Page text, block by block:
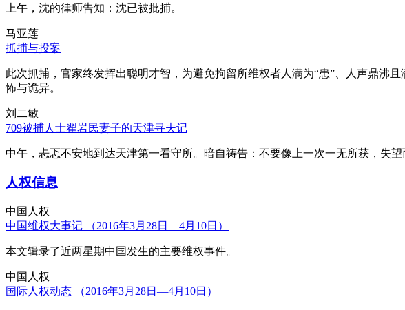
上午，沈的律师告知：沈已被批捕。
马亚莲
抓捕与投案
此次抓捕，官家终发挥出聪明才智，为避免拘留所维权者人满为“患”、人声鼎沸
怖与诡异。
刘二敏
709被捕人士翟岩民妻子的天津寻夫记
中午，忐忑不安地到达天津第一看守所。暗自祷告：不要像上一次一无所获，失望
人权信息
中国人权
中国维权大事记 （2016年3月28日—4月10日）
本文辑录了近两星期中国发生的主要维权事件。
中国人权
国际人权动态 （2016年3月28日—4月10日）